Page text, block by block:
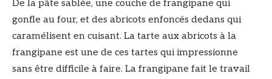
De la pâte sablée, une couche de frangipane qui
gonfle au four, et des abricots enfoncés dedans qui
caramélisent en cuisant. La tarte aux abricots à la
frangipane est une de ces tartes qui impressionne
sans être difficile à faire. La frangipane fait le travail